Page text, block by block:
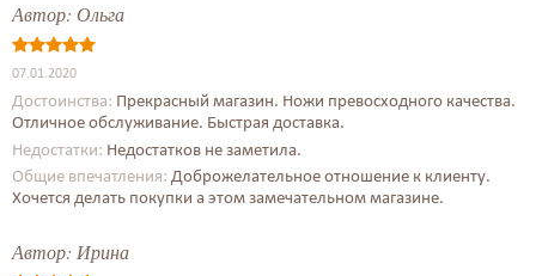
Автор: Ольга
07.01.2020
Достоинства: Прекрасный магазин. Ножи превосходного качества.
Отличное обслуживание. Быстрая доставка.
Недостатки: Недостатков не заметила.
Общие впечатления: Доброжелательное отношение к клиенту.
Хочется делать покупки а этом замечательном магазине.
Автор: Ирина